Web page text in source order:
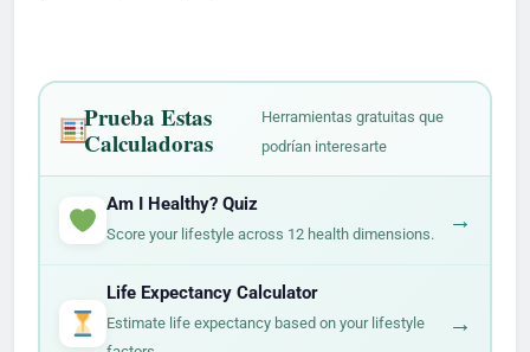
Prueba Estas
Calculadoras
Herramientas gratuitas que
podrían interesarte
Am I Healthy? Quiz
Score your lifestyle across 12 health dimensions. →
Life Expectancy Calculator
Estimate life expectancy based on your lifestyle
→